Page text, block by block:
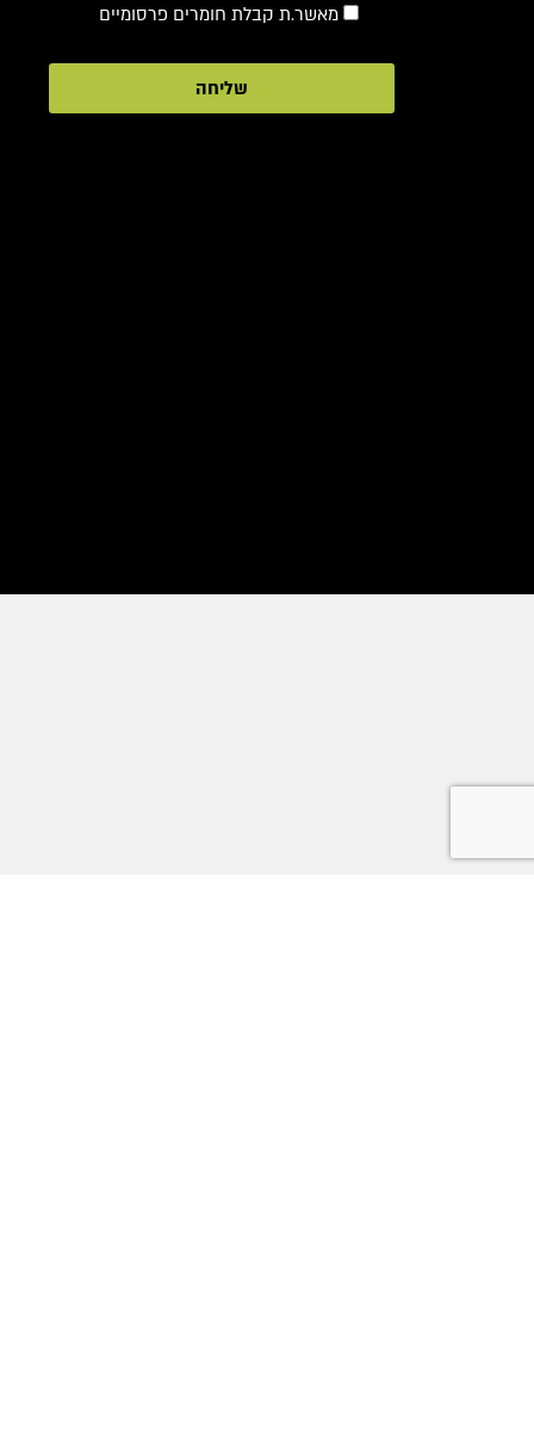
מאשר.ת קבלת חומרים פרסומיים
שליחה